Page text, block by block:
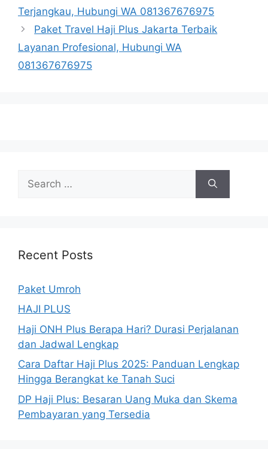
Terjangkau, Hubungi WA 081367676975
Paket Travel Haji Plus Jakarta Terbaik
Layanan Profesional, Hubungi WA
081367676975
for:
Recent Posts
Paket Umroh
HAJI PLUS
Haji ONH Plus Berapa Hari? Durasi Perjalanan
dan Jadwal Lengkap
Cara Daftar Haji Plus 2025: Panduan Lengkap
Hingga Berangkat ke Tanah Suci
DP Haji Plus: Besaran Uang Muka dan Skema
Pembayaran yang Tersedia